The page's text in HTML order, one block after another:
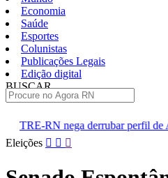
Economia
Saúde
Esportes
Colunistas
Publicações Legais
Edição digital
BUSCAR
perfil de Allyson e mantém
Pular
Eleições